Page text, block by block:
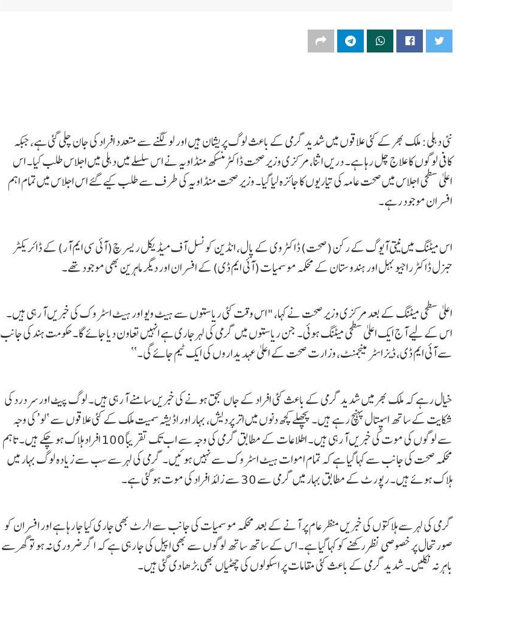
نئی دہلی: ملک بھر کے کئی علاقوں میں شدید گرمی کے باعث لوگ پریشان ہیں اور لو لگنے سے متعدد افراد کی جان چلی گئی ہے، جبکہ
کافی لوگوں کا علاج چل رہا ہے۔ دریں اثنا، مرکزی وزیر صحت ڈاکٹر منسکھ منڈاویہ نے اس سلسلے میں دہلی میں اجلاس طلب کیا۔ اس
اعلیٰ سطحی اجلاس میں صحت عامہ کی تیاریوں کا جائزہ لیا گیا۔ وزیر صحت منڈاویہ کی طرف سے طلب کیے گئے اس اجلاس میں تمام اہم
افسران موجود رہے۔
اس میٹنگ میں نیتی آیوگ کے رکن (صحت) ڈاکٹر وی کے پال، انڈین کونسل آف میڈیکل ریسرچ (آئی سی ایم آر) کے ڈائریکٹر
جنرل ڈاکٹر راجیو بہل اور ہندوستان کے محکمہ موسمیات (آئی ایم ڈی) کے افسران اور دیگر ماہرین بھی موجود تھے۔
اعلیٰ سطحی میٹنگ کے بعد مرکزی وزیر صحت نے کہا، "اس وقت کئی ریاستوں سے ہیٹ ویو اور ہیٹ اسٹروک کی خبریں آ رہی ہیں۔
اس کے لیے آج ایک اعلیٰ سطحی میٹنگ ہوئی۔ جن ریاستوں میں گرمی کی لہر جاری ہے انہیں تعاون دیا جائے گا۔ حکومت ہند کی جانب
سے آئی ایم ڈی، ڈیزاسٹر مینجمنٹ، وزارت صحت کے اعلیٰ عہدیداروں کی ایک ٹیم جائے گی۔‘‘
خیال رہے کہ ملک بھر میں شدید گرمی کے باعث کئی افراد کے جاں بحق ہونے کی خبریں سامنے آ رہی ہیں۔ لوگ پیٹ اور سر درد کی
شکایت کے ساتھ اسپتال پہنچ رہے ہیں۔ پچھلے کچھ دنوں میں اتر پردیش، بہار اور اڈیشہ سمیت ملک کے کئی علاقوں سے ‘لو’ کی وجہ
سے لوگوں کی موت کی خبریں آ رہی ہیں۔ اطلاعات کے مطابق گرمی کی وجہ سے اب تک تقریباً 100 افراد ہلاک ہو چکے ہیں۔ تاہم
محکمہ صحت کی جانب سے کہا گیا ہے کہ تمام اموات ہیٹ اسٹروک سے نہیں ہوئیں۔ گرمی کی لہر سے سب سے زیادہ لوگ بہار میں
ہلاک ہوئے ہیں۔ رپورٹ کے مطابق بہار میں گرمی سے 30 سے ​​زائد افراد کی موت ہو گئی ہے۔
گرمی کی لہر سے ہلاکتوں کی خبریں منظر عام پر آنے کے بعد محکمہ موسمیات کی جانب سے الرٹ بھی جاری کیا جا رہا ہے اور افسران کو
صورتحال پر خصوصی نظر رکھنے کو کہا گیا ہے۔ اس کے ساتھ ساتھ لوگوں سے بھی اپیل کی جا رہی ہے کہ اگر ضروری نہ ہو تو گھر سے
باہر نہ نکلیں۔ شدید گرمی کے باعث کئی مقامات پر اسکولوں کی چھٹیاں بھی بڑھا دی گئی ہیں۔